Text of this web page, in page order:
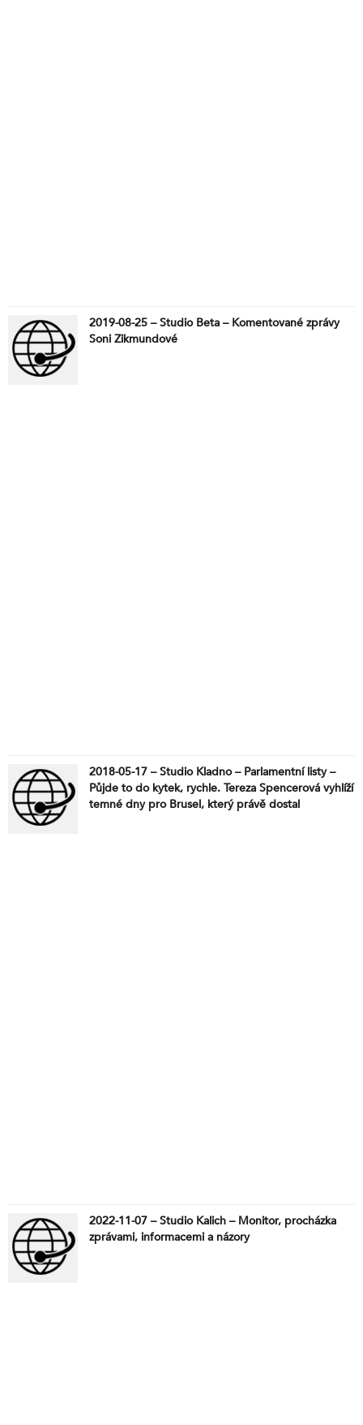
2019-08-25 – Studio Beta – Komentované zprávy
Soni Zikmundové
2018-05-17 – Studio Kladno – Parlamentní listy –
Půjde to do kytek, rychle. Tereza Spencerová vyhlíží
temné dny pro Brusel, který právě dostal
2022-11-07 – Studio Kalich – Monitor, procházka
zprávami, informacemi a názory